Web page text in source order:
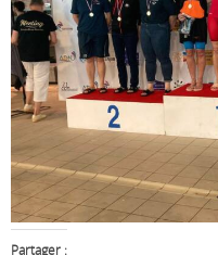
Partager :